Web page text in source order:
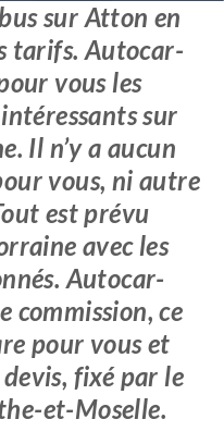
sur Atton en
tarifs. Autocar-
vous les
sur
Il n’y a aucun
vous, ni autre
est prévu
avec les
Autocar-
commission, ce
pour vous et
fixé par le
et-Moselle.